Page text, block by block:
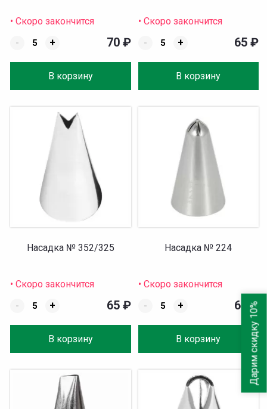
• Скоро закончится
-
+
В корзину
70 ₽
• Скоро закончится
-
+
В корзину
65 ₽
Насадка № 352/325
• Скоро закончится
-
+
В корзину
65 ₽
Насадка № 224
• Скоро закончится
-
+
В корзину
65₽
Дарим скидку 10%